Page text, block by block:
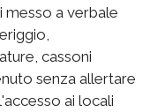
messo a verbale
cassoni
senza allertare
ai locali